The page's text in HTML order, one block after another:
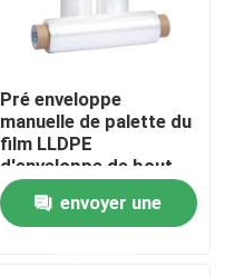
Pré enveloppe
manuelle de palette du
film LLDPE
d'enveloppe de bout
droit
envoyer une